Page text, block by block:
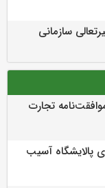
سازمانی
تجارت
پالایشگاه آسیب